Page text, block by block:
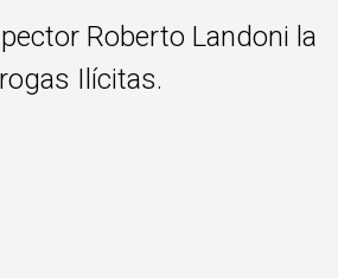
Roberto Landoni la
Ilícitas.